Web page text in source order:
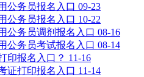
公务员报名入口 09-23
公务员报名入口 10-22
公务员调剂报名入口 08-16
公务员考试报名入口 08-14
印报名入口？ 11-16
证打印报名入口 11-14